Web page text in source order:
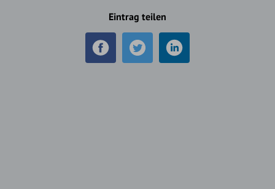
Eintrag teilen